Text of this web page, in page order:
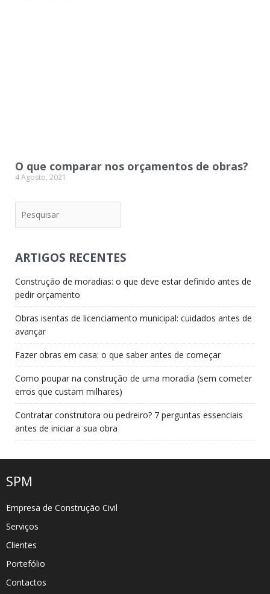
O que comparar nos orçamentos de obras?
4 Agosto, 2021
ARTIGOS RECENTES
Construção de moradias: o que deve estar definido antes de
pedir orçamento
Obras isentas de licenciamento municipal: cuidados antes de
avançar
Fazer obras em casa: o que saber antes de começar
Como poupar na construção de uma moradia (sem cometer
erros que custam milhares)
Contratar construtora ou pedreiro? 7 perguntas essenciais
antes de iniciar a sua obra
SPM
Empresa de Construção Civil
Serviços
Clientes
Portefólio
Contactos